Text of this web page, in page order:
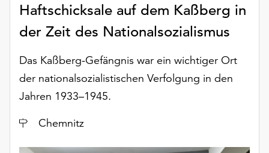
Haftschicksale auf dem Kaßberg in
der Zeit des Nationalsozialismus
Das Kaßberg-Gefängnis war ein wichtiger Ort
der nationalsozialistischen Verfolgung in den
Jahren 1933–1945.
Ort
Chemnitz